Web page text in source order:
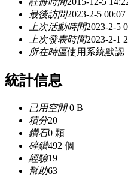
最後訪問2023-2-5 00:07
上次活動時間2023-2-5
上次發表時間2023-2-1
所在時區使用系統默認
統計信息
已用空間0 B
積分20
鑽石0 顆
碎鑽492 個
經驗19
幫助63